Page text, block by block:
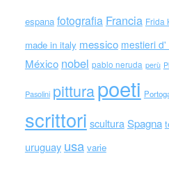
espana fotografia Francia Frida
made in italy messico mestieri d'
México nobel pablo neruda perù
Pasolini pitturapoeti
scrittori scultura Spagna
uruguay usa varie